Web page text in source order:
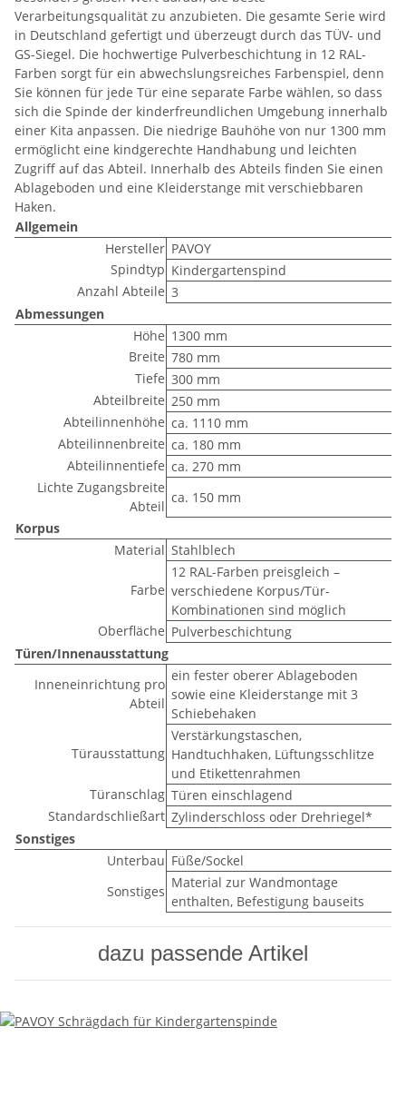
Verarbeitungsqualität zu anzubieten. Die gesamte Serie wird
in Deutschland gefertigt und überzeugt durch das TÜV- und
GS-Siegel. Die hochwertige Pulverbeschichtung in 12 RAL-
Farben sorgt für ein abwechslungsreiches Farbenspiel, denn
Sie können für jede Tür eine separate Farbe wählen, so dass
sich die Spinde der kinderfreundlichen Umgebung innerhalb
einer Kita anpassen. Die niedrige Bauhöhe von nur 1300 mm
ermöglicht eine kindgerechte Handhabung und leichten
Zugriff auf das Abteil. Innerhalb des Abteils finden Sie einen
Ablageboden und eine Kleiderstange mit verschiebbaren
Haken.
Allgemein
Hersteller PAVOY
Spindtyp Kindergartenspind
Anzahl Abteile 3
Abmessungen
Höhe 1300 mm
Breite 780 mm
Tiefe 300 mm
Abteilbreite 250 mm
Abteilinnenhöhe ca. 1110 mm
Abteilinnenbreite ca. 180 mm
Abteilinnentiefe ca. 270 mm
Lichte Zugangsbreite
Abteil
ca. 150 mm
Korpus
Material Stahlblech
Farbe
12 RAL-Farben preisgleich –
verschiedene Korpus/Tür-
Kombinationen sind möglich
Oberfläche Pulverbeschichtung
Türen/Innenausstattung
Inneneinrichtung pro
Abteil
ein fester oberer Ablageboden
sowie eine Kleiderstange mit 3
Schiebehaken
Türausstattung
Verstärkungstaschen,
Handtuchhaken, Lüftungsschlitze
und Etikettenrahmen
Türanschlag Türen einschlagend
Standardschließart Zylinderschloss oder Drehriegel*
Sonstiges
Unterbau Füße/Sockel
Sonstiges
Material zur Wandmontage
enthalten, Befestigung bauseits
dazu passende Artikel